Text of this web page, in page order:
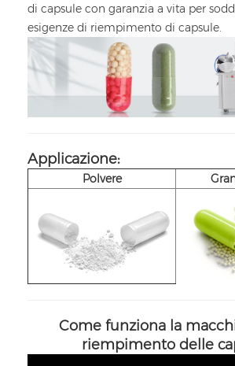
di capsule con garanzia a vita per
esigenze di riempimento di capsule.
Applicazione:
Polvere
Come funziona la
riempimento delle